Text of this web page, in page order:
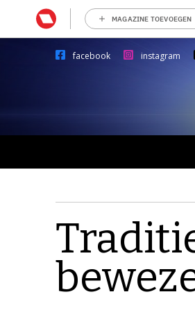
MAGAZINE TOEVOEGEN
facebook instagram